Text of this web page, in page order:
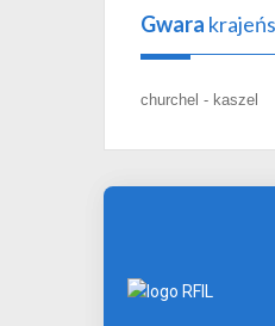
Gwara
churchel - kaszel